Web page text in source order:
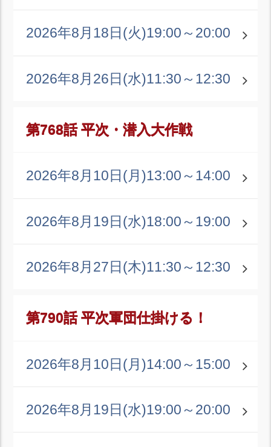
2026年8月18日(火)19:00～20:00
2026年8月26日(水)11:30～12:30
第768話 平次・潜入大作戦
2026年8月10日(月)13:00～14:00
2026年8月19日(水)18:00～19:00
2026年8月27日(木)11:30～12:30
第790話 平次軍団仕掛ける！
2026年8月10日(月)14:00～15:00
2026年8月19日(水)19:00～20:00